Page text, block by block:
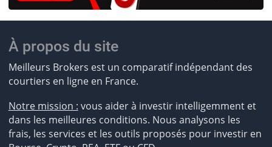
À propos du site
Meilleurs Brokers est un comparatif indépendant des
courtiers en ligne en France.
Notre mission : vous aider à investir intelligemment et
dans les meilleures conditions. Nous analysons les
frais, les services et les outils proposés pour investir en